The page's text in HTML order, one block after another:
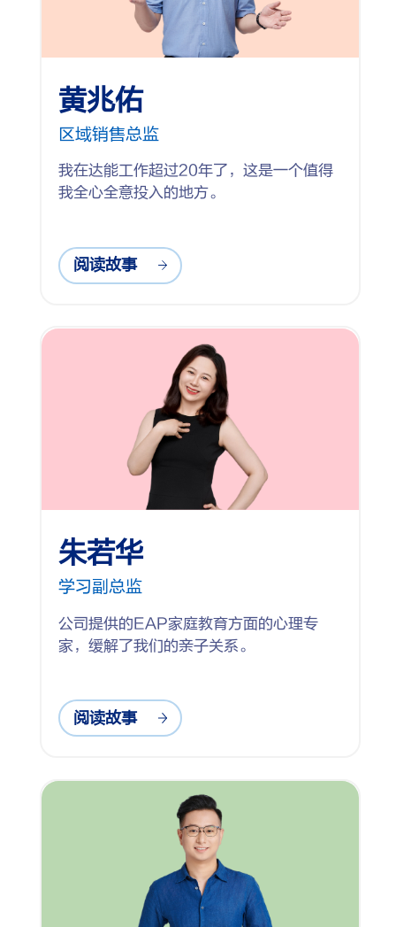
黄兆佑
区域销售总监
我在达能工作超过20年了，这是一个值得
我全心全意投入的地方。
阅读故事
朱若华
学习副总监
公司提供的EAP家庭教育方面的心理专
家，缓解了我们的亲子关系。
阅读故事